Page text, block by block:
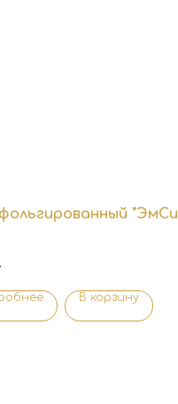
"ЭмСи
В корзину